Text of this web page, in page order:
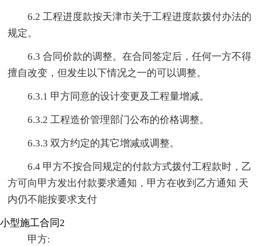
6.2 工程进度款按天津市关于工程进度款拨付办法的
规定。
6.3 合同价款的调整。在合同签定后，任何一方不得
擅自改变，但发生以下情况之一的可以调整。
6.3.1 甲方同意的设计变更及工程量增减。
6.3.2 工程造价管理部门公布的价格调整。
6.3.3 双方约定的其它增减或调整。
6.4 甲方不按合同规定的付款方式拨付工程款时，乙
方可向甲方发出付款要求通知，甲方在收到乙方通知 天
内仍不能按要求支付
小型施工合同2
甲方: